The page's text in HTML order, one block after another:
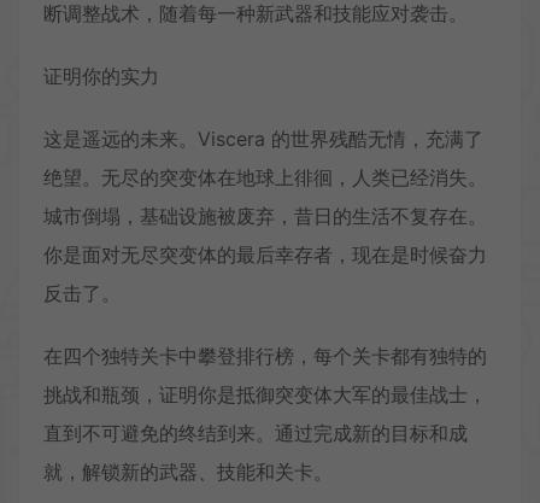
断调整战术，随着每一种新武器和技能应对袭击。
证明你的实力
这是遥远的未来。Viscera 的世界残酷无情，充满了
绝望。无尽的突变体在地球上徘徊，人类已经消失。
城市倒塌，基础设施被废弃，昔日的生活不复存在。
你是面对无尽突变体的最后幸存者，现在是时候奋力
反击了。
在四个独特关卡中攀登排行榜，每个关卡都有独特的
挑战和瓶颈，证明你是抵御突变体大军的最佳战士，
直到不可避免的终结到来。通过完成新的目标和成
就，解锁新的武器、技能和关卡。